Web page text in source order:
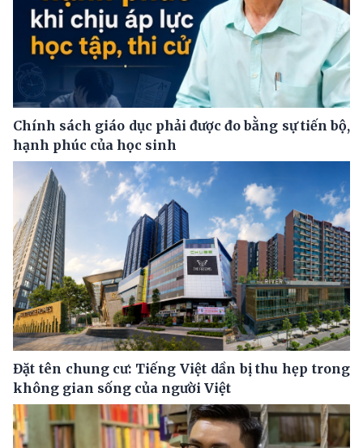
Chính sách giáo dục phải được đo bằng sự tiến bộ,
hạnh phúc của học sinh
Đặt tên chung cư: Tiếng Việt dần bị thu hẹp trong
không gian sống của người Việt